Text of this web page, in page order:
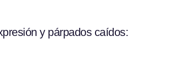
y párpados caídos: